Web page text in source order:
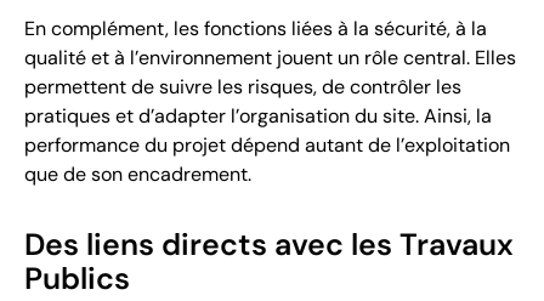
En complément, les fonctions liées à la sécurité, à la
qualité et à l’environnement jouent un rôle central. Elles
permettent de suivre les risques, de contrôler les
pratiques et d’adapter l’organisation du site. Ainsi, la
performance du projet dépend autant de l’exploitation
que de son encadrement.
Des liens directs avec les Travaux
Publics